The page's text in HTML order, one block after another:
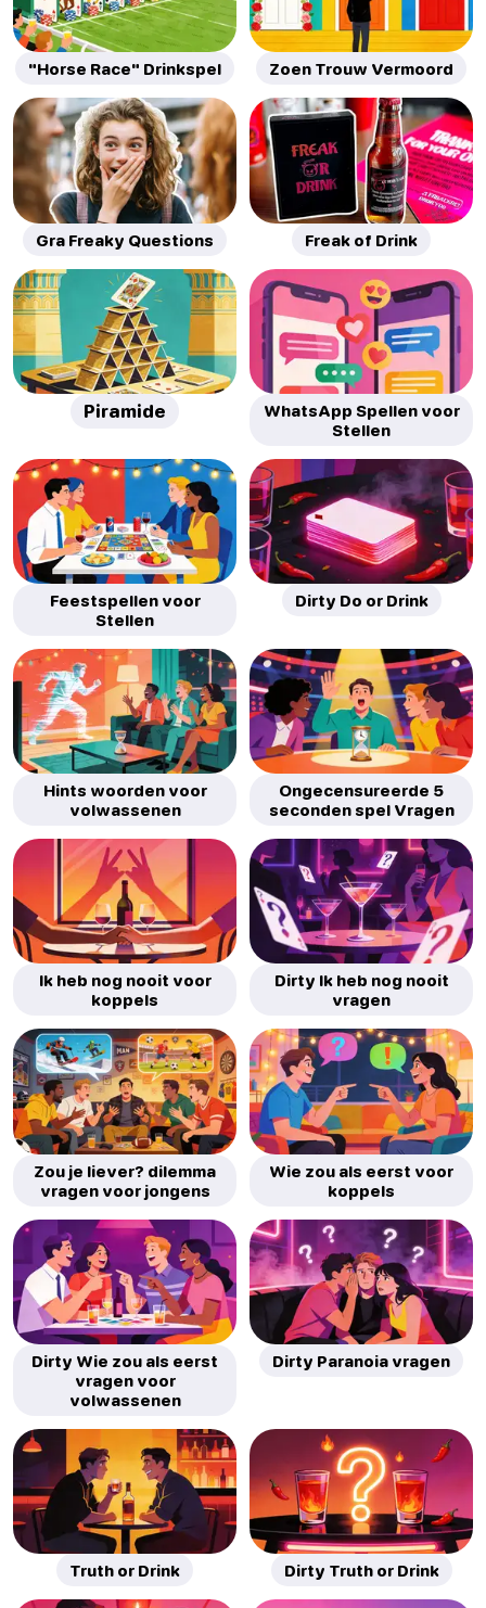
"Horse Race" Drinkspel Zoen Trouw Vermoord
Gra Freaky Questions Freak of Drink
Piramide
WhatsApp Spellen voor
Stellen
Feestspellen voor
Stellen
Dirty Do or Drink
Hints woorden voor
volwassenen
Ongecensureerde 5
seconden spel Vragen
Ik heb nog nooit voor
koppels
Dirty Ik heb nog nooit
vragen
Zou je liever? dilemma
vragen voor jongens
Wie zou als eerst voor
koppels
Dirty Wie zou als eerst
vragen voor
volwassenen
Dirty Paranoia vragen
Truth or Drink Dirty Truth or Drink